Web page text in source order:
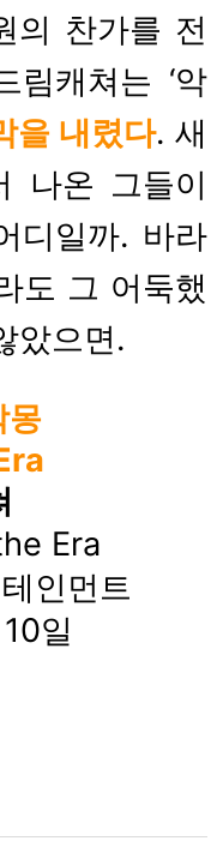
의 찬가를 전
림캐쳐는 ‘악
을 내렸다. 새
나온 그들이
디일까. 바라
도 그 어둑했
았으면.
Era
인먼트
일